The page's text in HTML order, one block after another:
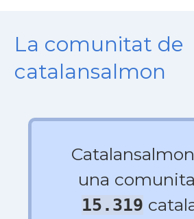
La comunitat de
catalansalmon
una
15.319